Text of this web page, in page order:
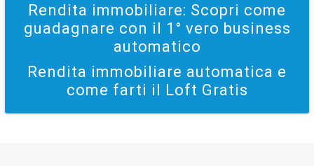
Rendita immobiliare: Scopri come
guadagnare con il 1° vero business
automatico
Rendita immobiliare automatica e
come farti il Loft Gratis